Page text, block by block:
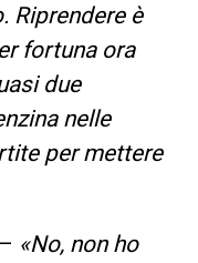
Riprendere è
fortuna ora
due
nelle
per mettere
– «No, non ho